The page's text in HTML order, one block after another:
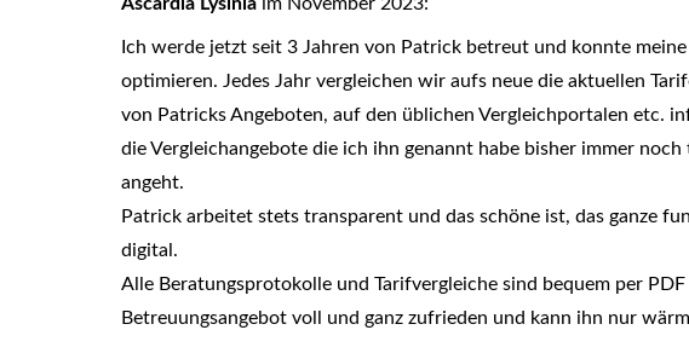
Ich werde jetzt seit 3 Jahren von Patrick betreut und konnte
optimieren. Jedes Jahr ver­gleichen wir aufs neue die aktuellen
von Patricks Angeboten, auf den üblichen Vergleichportalen etc.
die Vergleichangebote die ich ihn genannt habe bisher immer
angeht.
Patrick arbeitet stets transparent und das schöne ist, das ganze
digital.
Alle Beratungsprotokolle und Tarifvergleiche sind bequem per
Betreuungsangebot voll und ganz zufrieden und kann ihn nur